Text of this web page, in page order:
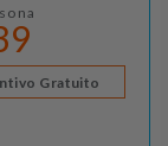
Gratuito